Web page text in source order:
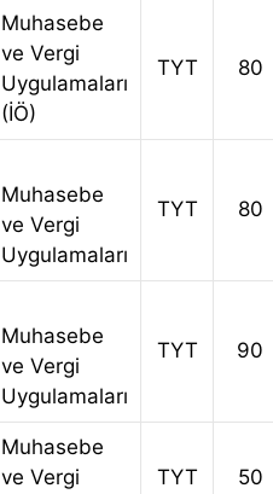
Muhasebe
ve Vergi
Uygulamaları
(İÖ)
TYT 80
Muhasebe
ve Vergi
Uygulamaları
TYT 80
Muhasebe
ve Vergi
Uygulamaları
TYT 90
Muhasebe
ve Vergi
TYT 50